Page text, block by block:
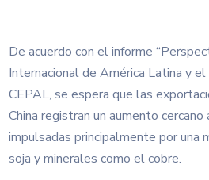
De acuerdo con el informe
Internacional de América Latina y
CEPAL, se espera que las
China registran un aumento
impulsadas principalmente por una
soja y minerales como el cobre.